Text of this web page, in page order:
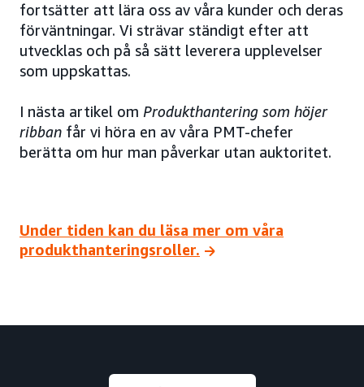
fortsätter att lära oss av våra kunder och deras
förväntningar. Vi strävar ständigt efter att
utvecklas och på så sätt leverera upplevelser
som uppskattas.
I nästa artikel om Produkthantering som höjer
ribban får vi höra en av våra PMT-chefer
berätta om hur man påverkar utan auktoritet.
Under tiden kan du läsa mer om våra
produkthanteringsroller.